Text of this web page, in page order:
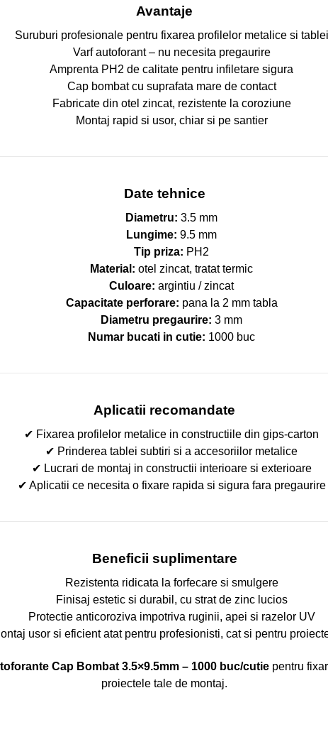
Avantaje
Suruburi profesionale pentru fixarea profilelor metalice si tablei
Varf autoforant – nu necesita pregaurire
Amprenta PH2 de calitate pentru infiletare sigura
Cap bombat cu suprafata mare de contact
Fabricate din otel zincat, rezistente la coroziune
Montaj rapid si usor, chiar si pe santier
Date tehnice
Diametru: 3.5 mm
Lungime: 9.5 mm
Tip priza: PH2
Material: otel zincat, tratat termic
Culoare: argintiu / zincat
Capacitate perforare: pana la 2 mm tabla
Diametru pregaurire: 3 mm
Numar bucati in cutie: 1000 buc
Aplicatii recomandate
✔ Fixarea profilelor metalice in constructiile din gips-carton
✔ Prinderea tablei subtiri si a accesoriilor metalice
✔ Lucrari de montaj in constructii interioare si exterioare
✔ Aplicatii ce necesita o fixare rapida si sigura fara pregaurire
Beneficii suplimentare
Rezistenta ridicata la forfecare si smulgere
Finisaj estetic si durabil, cu strat de zinc lucios
Protectie anticoroziva impotriva ruginii, apei si razelor UV
usor si eficient atat pentru profesionisti, cat si pentru
Cap Bombat 3.5×9.5mm – 1000 buc/cutie pentru
proiectele tale de montaj.